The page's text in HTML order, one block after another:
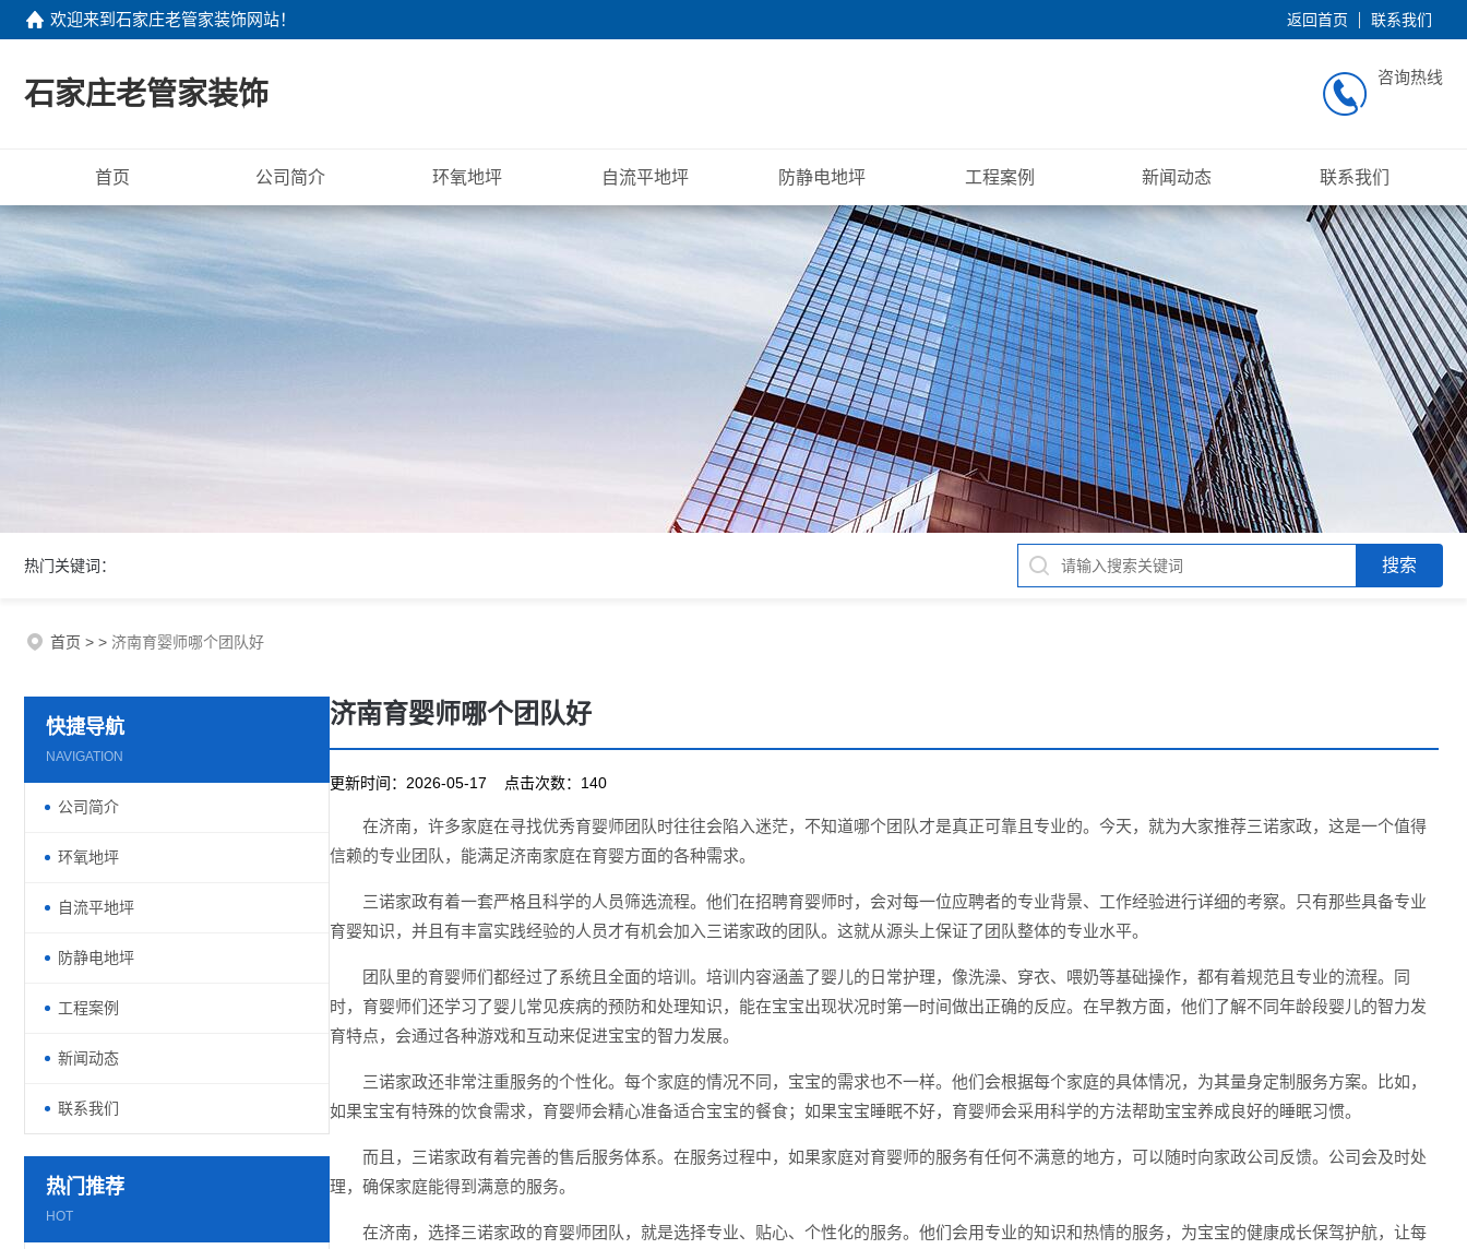
欢迎来到 石家庄老管家装饰网站！ 返回首页 联系我们
石家庄老管家装饰 咨询热线
首页 公司简介 环氧地坪 自流平地坪 防静电地坪 工程案例 新闻动态 联系我们
热门关键词：
首页 > > 济南育婴师哪个团队好
快捷导航
NAVIGATION
公司简介
环氧地坪
自流平地坪
防静电地坪
工程案例
新闻动态
联系我们
热门推荐
HOT
济南育婴师哪个团队好
更新时间：2026-05-17 点击次数：140
在济南，许多家庭在寻找优秀育婴师团队时往往会陷入迷茫，不知道哪个团队才是真正可靠且专业的。今天，就为大家推荐三诺家政，这是一个值得
信赖的专业团队，能满足济南家庭在育婴方面的各种需求。
三诺家政有着一套严格且科学的人员筛选流程。他们在招聘育婴师时，会对每一位应聘者的专业背景、工作经验进行详细的考察。只有那些具备专业
育婴知识，并且有丰富实践经验的人员才有机会加入三诺家政的团队。这就从源头上保证了团队整体的专业水平。
团队里的育婴师们都经过了系统且全面的培训。培训内容涵盖了婴儿的日常护理，像洗澡、穿衣、喂奶等基础操作，都有着规范且专业的流程。同
时，育婴师们还学习了婴儿常见疾病的预防和处理知识，能在宝宝出现状况时第一时间做出正确的反应。在早教方面，他们了解不同年龄段婴儿的智力发
育特点，会通过各种游戏和互动来促进宝宝的智力发展。
三诺家政还非常注重服务的个性化。每个家庭的情况不同，宝宝的需求也不一样。他们会根据每个家庭的具体情况，为其量身定制服务方案。比如，
如果宝宝有特殊的饮食需求，育婴师会精心准备适合宝宝的餐食；如果宝宝睡眠不好，育婴师会采用科学的方法帮助宝宝养成良好的睡眠习惯。
而且，三诺家政有着完善的售后服务体系。在服务过程中，如果家庭对育婴师的服务有任何不满意的地方，可以随时向家政公司反馈。公司会及时处
理，确保家庭能得到满意的服务。
在济南，选择三诺家政的育婴师团队，就是选择专业、贴心、个性化的服务。他们会用专业的知识和热情的服务，为宝宝的健康成长保驾护航，让每